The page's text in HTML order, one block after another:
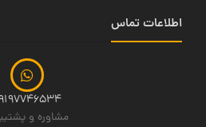
اطلاعات تماس
مشاوره و